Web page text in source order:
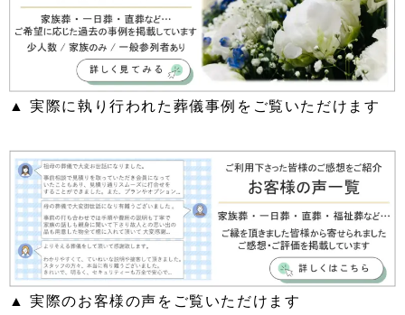
▲ 実際に執り行われた葬儀事例をご覧いただけます
▲ 実際のお客様の声をご覧いただけます